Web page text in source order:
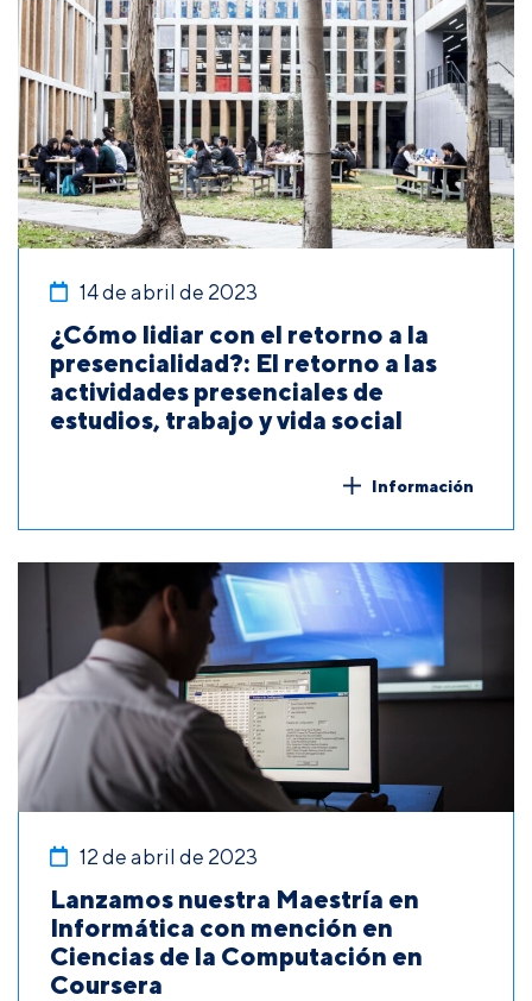
14 de abril de 2023
¿Cómo lidiar con el retorno a la
presencialidad?: El retorno a las
actividades presenciales de
estudios, trabajo y vida social
Información
12 de abril de 2023
Lanzamos nuestra Maestría en
Informática con mención en
Ciencias de la Computación en
Coursera